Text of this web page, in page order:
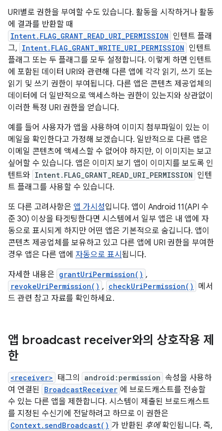
URI별로 권한을 부여할 수도 있습니다. 활동을 시작하거나 활동
에 결과를 반환할 때
Intent.FLAG_GRANT_READ_URI_PERMISSION 인텐트 플래
그, Intent.FLAG_GRANT_WRITE_URI_PERMISSION 인텐트
플래그 또는 두 플래그를 모두 설정합니다. 이렇게 하면 인텐트
에 포함된 데이터 URI와 관련해 다른 앱에 각각 읽기, 쓰기 또는
읽기 및 쓰기 권한이 부여됩니다. 다른 앱은 콘텐츠 제공업체의
데이터에 더 일반적으로 액세스하는 권한이 있는지와 상관없이
이러한 특정 URI 권한을 얻습니다.
예를 들어 사용자가 앱을 사용하여 이미지 첨부파일이 있는 이
메일을 확인한다고 가정해 보겠습니다. 일반적으로 다른 앱은
이메일 콘텐츠에 액세스할 수 없어야 하지만, 이 이미지는 보고
싶어할 수 있습니다. 앱은 이미지 보기 앱이 이미지를 보도록 인
텐트와 Intent.FLAG_GRANT_READ_URI_PERMISSION 인텐
트 플래그를 사용할 수 있습니다.
또 다른 고려사항은 앱 가시성입니다. 앱이 Android 11(API 수
준 30) 이상을 타겟팅한다면 시스템에서 일부 앱은 내 앱에 자
동으로 표시되게 하지만 어떤 앱은 기본적으로 숨깁니다. 앱이
콘텐츠 제공업체를 보유하고 있고 다른 앱에 URI 권한을 부여한
경우 앱은 다른 앱에 자동으로 표시 됩니다.
자세한 내용은 grantUriPermission() ,
revokeUriPermission() , checkUriPermission()
메서
드 관련 참고 자료를 확인하세요.
앱 broadcast receiver와의 상호작용 제
한
<receiver> 태그의 android:permission 속성을 사용하
여 연결된 BroadcastReceiver 에 브로드캐스트를 전송할
수 있는 다른 앱을 제한합니다. 시스템이 제출된 브로드캐스트
를 지정된 수신기에 전달하려고 하므로 이 권한은
Context.sendBroadcast() 가 반환된 후에확인됩니다. 즉,